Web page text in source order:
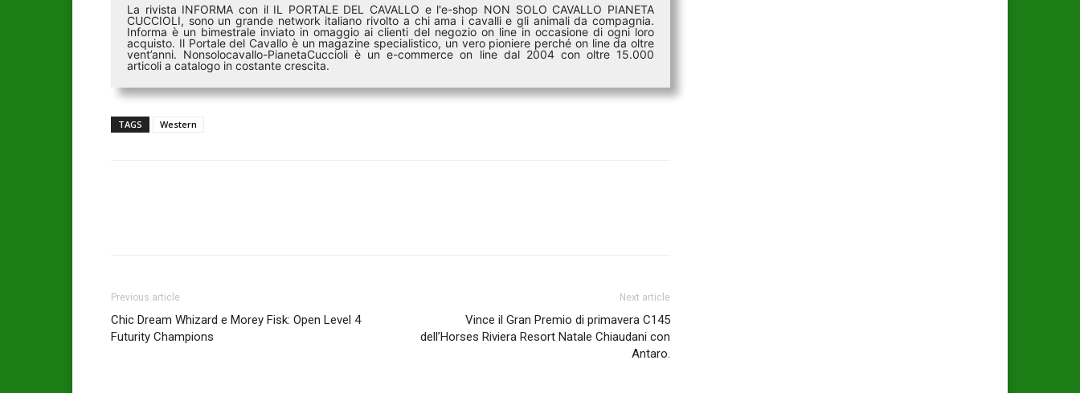
La rivista INFORMA con il IL PORTALE DEL CAVALLO e l'e-shop NON SOLO CAVALLO PIANETA
CUCCIOLI, sono un grande network italiano rivolto a chi ama i cavalli e gli animali da compagnia.
Informa è un bimestrale inviato in omaggio ai clienti del negozio on line in occasione di ogni loro
acquisto. Il Portale del Cavallo è un magazine specialistico, un vero pioniere perché on line da oltre
vent’anni. Nonsolocavallo-PianetaCuccioli è un e-commerce on line dal 2004 con oltre 15.000
articoli a catalogo in costante crescita.
TAGS Western
Previous article
Chic Dream Whizard e Morey Fisk: Open Level 4
Futurity Champions
Next article
Vince il Gran Premio di primavera C145
dell’Horses Riviera Resort Natale Chiaudani con
Antaro.